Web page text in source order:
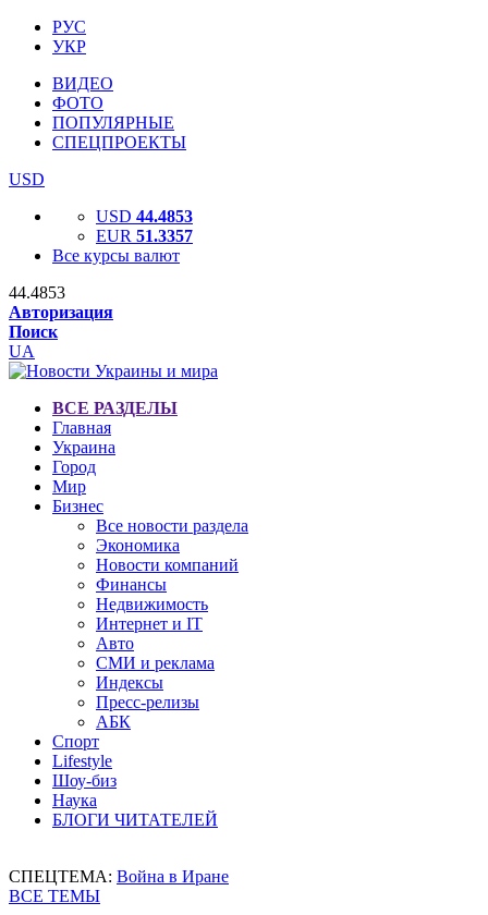
РУС
УКР
ВИДЕО
ФОТО
ПОПУЛЯРНЫЕ
СПЕЦПРОЕКТЫ
USD
USD 44.4853
EUR 51.3357
Все курсы валют
44.4853
Авторизация
Поиск
UA
ВСЕ РАЗДЕЛЫ
Главная
Украина
Город
Мир
Бизнес
Все новости раздела
Экономика
Новости компаний
Финансы
Недвижимость
Интернет и IT
Авто
СМИ и реклама
Индексы
Пресс-релизы
АБК
Спорт
Lifestyle
Шоу-биз
Наука
БЛОГИ ЧИТАТЕЛЕЙ
СПЕЦТЕМА: Война в Иране
ВСЕ ТЕМЫ